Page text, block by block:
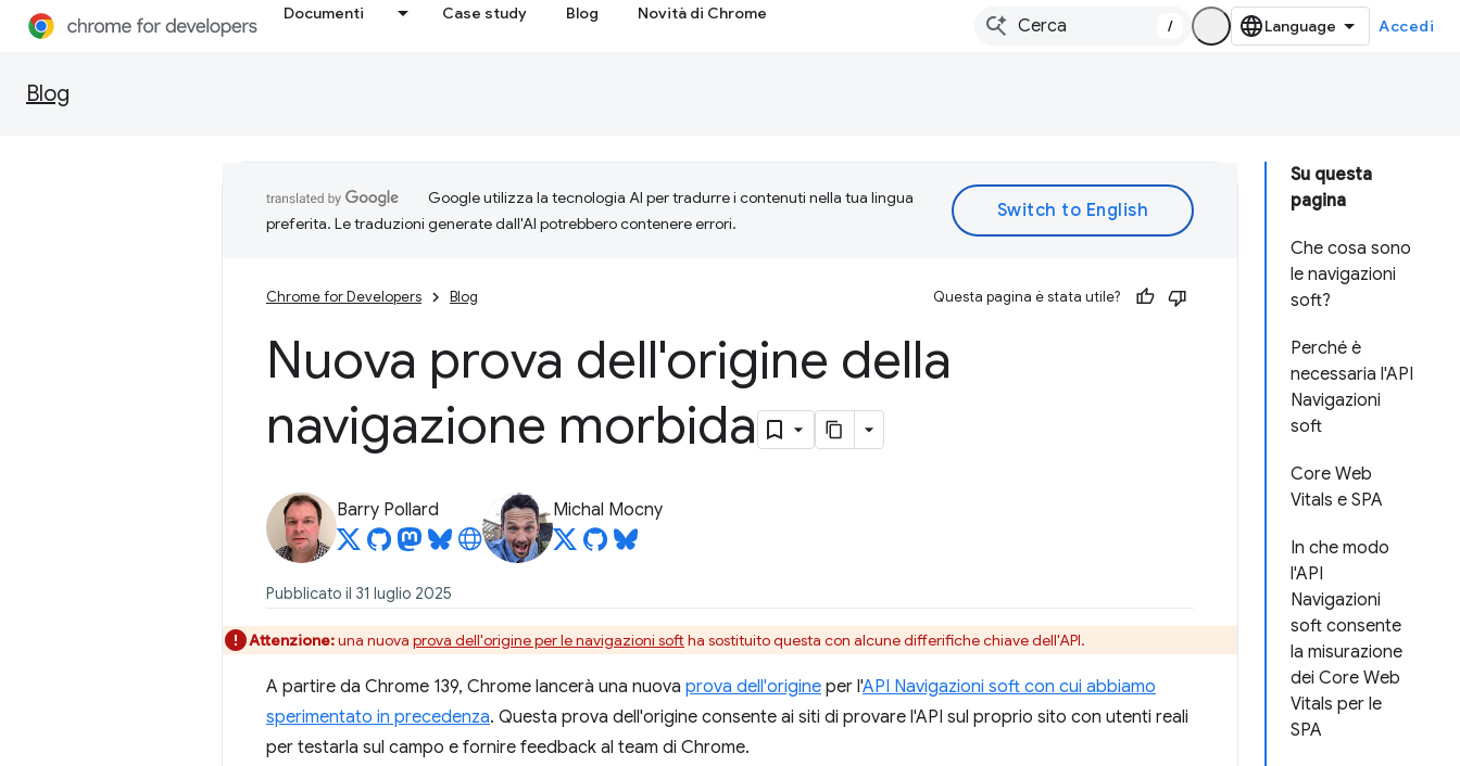
Documenti Case study Blog Novità di Chrome
/ Accedi
Blog
Su questa
pagina
Che cosa sono
le navigazioni
soft?
Perché è
necessaria l'API
Navigazioni
soft
Core Web
Vitals e SPA
In che modo
l'API
Navigazioni
soft consente
la misurazione
dei Core Web
Vitals per le
SPA
Google utilizza la tecnologia AI per tradurre i contenuti nella tua lingua
preferita. Le traduzioni generate dall'AI potrebbero contenere errori.
Chrome for Developers Blog Questa pagina è stata utile?
Nuova prova dell'origine della
navigazione morbida
Barry Pollard Michal Mocny
Pubblicato il 31 luglio 2025
Attenzione:una nuova prova dell'origine per le navigazioni soft ha sostituito questa con alcune differifiche chiave dell'API.
A partire da Chrome 139, Chrome lancerà una nuova prova dell'origine per l'API Navigazioni soft con cui abbiamo
sperimentato in precedenza. Questa prova dell'origine consente ai siti di provare l'API sul proprio sito con utenti reali
per testarla sul campo e fornire feedback al team di Chrome.